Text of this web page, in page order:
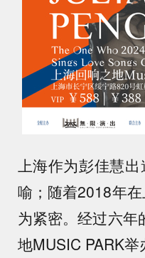
上海作为彭佳慧
喻；随着2018年在
为紧密。经过六年
地MUSIC PARK